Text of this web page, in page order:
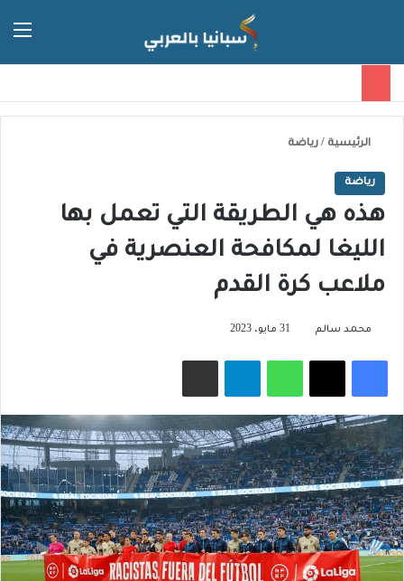
الرئيسية / رياضة
رياضة
هذه هي الطريقة التي تعمل بها
الليغا لمكافحة العنصرية في
ملاعب كرة القدم
محمد سالم 31 مايو، 2023
فيسبوك‫X واتساب تيلقرام مشاركة عبر البريد